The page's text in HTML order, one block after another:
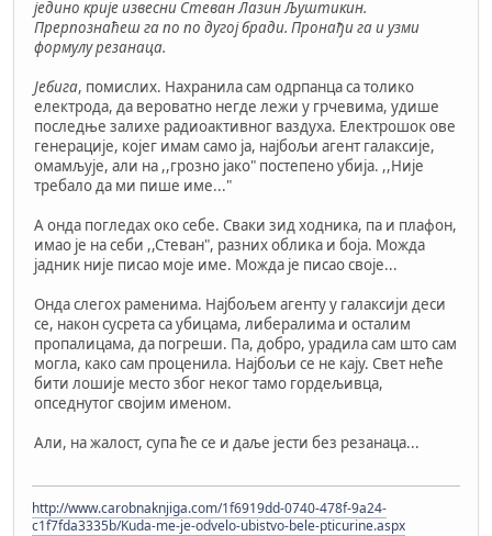
једино крије извесни Стеван Лазин Љуштикин.
Прерпознаћеш га по по дугој бради. Пронађи га и узми
формулу резанаца.
Јебига, помислих. Нахранила сам одрпанца са толико
електрода, да вероватно негде лежи у грчевима, удише
последње залихе радиоактивног ваздуха. Електрошок ове
генерације, којег имам само ја, најбољи агент галаксије,
омамљује, али на ,,грозно јако" постепено убија. ,,Није
требало да ми пише име..."
А онда погледах око себе. Сваки зид ходника, па и плафон,
имао је на себи ,,Стеван", разних облика и боја. Можда
јадник није писао моје име. Можда је писао своје...
Онда слегох раменима. Најбољем агенту у галаксији деси
се, након сусрета са убицама, либералима и осталим
пропалицама, да погреши. Па, добро, урадила сам што сам
могла, како сам проценила. Најбољи се не кају. Свет неће
бити лошије место због неког тамо гордељивца,
опседнутог својим именом.
Али, на жалост, супа ће се и даље јести без резанаца...
http://www.carobnaknjiga.com/1f6919dd-0740-478f-9a24-
c1f7fda3335b/Kuda-me-je-odvelo-ubistvo-bele-pticurine.aspx